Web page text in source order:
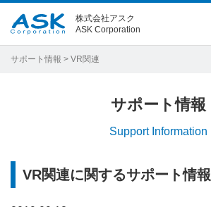
株式会社アスク
ASK Corporation
サポート情報 > VR関連
サポート情報
Support Information
VR関連に関するサポート情報